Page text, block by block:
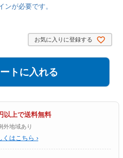
ンが必要です。
お気に入りに登録する
トに入れる
以上で送料無料
外地域あり
くはこちら ›